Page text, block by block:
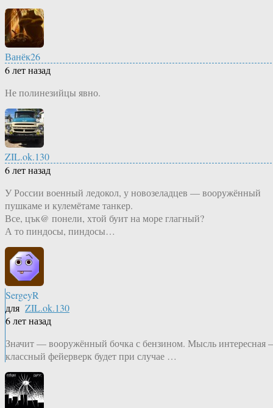
Ванёк26
6 лет назад
Не полинезийцы явно.
ZIL.ok.130
6 лет назад
У России военный ледокол, у новозеладцев — вооружённый
пушкаме и кулемётаме танкер.
Все, цък@ понели, хтой буит на море глагный?
А то пиндосы, пиндосы…
SergeyR
для ZIL.ok.130
6 лет назад
Значит — вооружённый бочка с бензином. Мысль интересная
классный фейерверк будет при случае …